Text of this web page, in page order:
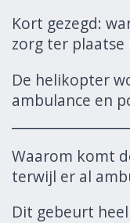
Kort gezegd:
zorg ter plaatse
De helikopter
ambulance en
Waarom komt
terwijl er al
Dit gebeurt